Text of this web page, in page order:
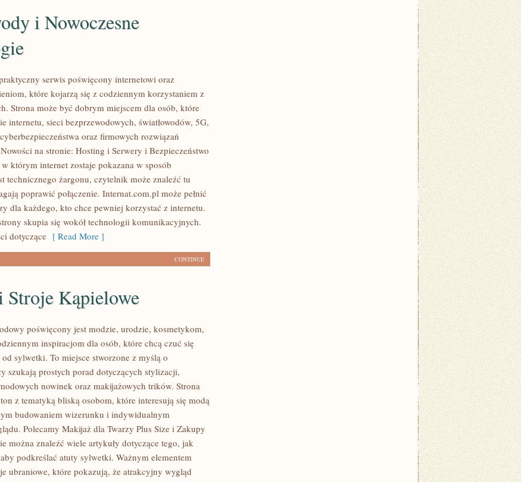
i Nowoczesne
serwis poświęcony internetowi oraz
które kojarzą się z codziennym korzystaniem z
Strona może być dobrym miejscem dla osób, które
internetu, sieci bezprzewodowych, światłowodów, 5G,
oraz firmowych rozwiązań
na stronie: Hosting i Serwery i Bezpieczeństwo
którym internet zostaje pokazana w sposób
technicznego żargonu, czytelnik może znaleźć tu
poprawić połączenie. Internat.com.pl może pełnić
dla każdego, kto chce pewniej korzystać z internetu.
skupia się wokół technologii komunikacyjnych.
dotyczące [ Read More ]
CONTINUE
Kąpielowe
poświęcony jest modzie, urodzie, kosmetykom,
inspiracjom dla osób, które chcą czuć się
sylwetki. To miejsce stworzone z myślą o
szukają prostych porad dotyczących stylizacji,
nowinek oraz makijażowych trików. Strona
z tematyką bliską osobom, które interesują się modą
budowaniem wizerunku i indywidualnym
Polecamy Makijaż dla Twarzy Plus Size i Zakupy
można znaleźć wiele artykuły dotyczące tego, jak
podkreślać atuty sylwetki. Ważnym elementem
ubraniowe, które pokazują, że atrakcyjny wygląd